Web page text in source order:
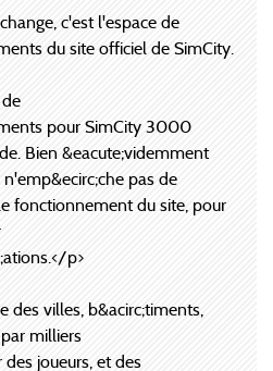
c'est l'espace de
du site officiel de SimCity.
pour SimCity 3000
Bien &eacute;videmment
pas de
fonctionnement du site, pour
p>
des villes, b&acirc;timents,
milliers
des joueurs, et des